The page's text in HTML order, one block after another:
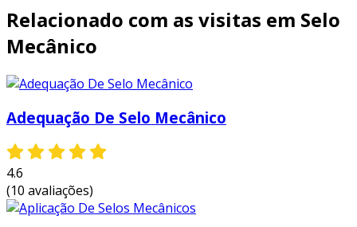
indústria petroquímica:essenciais em
bombas de óleo e gás, onde a vedação
efetiva é crucial para a manutenção da
vazamentos perigosos.
indústria farmacêutica:empregados em
substâncias sensíveis, garantindo que não
o processo de produção.
indústria alimentícia:utilizados em
Relacionado com as visitas em Selo
Mecânico
Adequação De Selo Mecânico
4.6
(10 avaliações)